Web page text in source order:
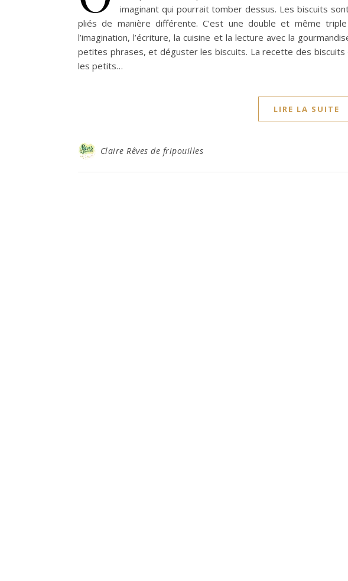
imaginant qui pourrait tomber dessus. Les biscuits
pliés de manière différente. C’est une double et même
l’imagination, l’écriture, la cuisine et la lecture avec la
petites phrases, et déguster les biscuits. La recette des
les petits…
LIRE LA SUITE
Claire Rêves de fripouilles